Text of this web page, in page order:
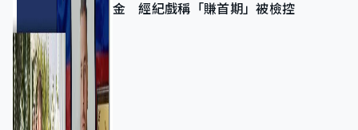
金 經紀戲稱「賺首期」被檢控